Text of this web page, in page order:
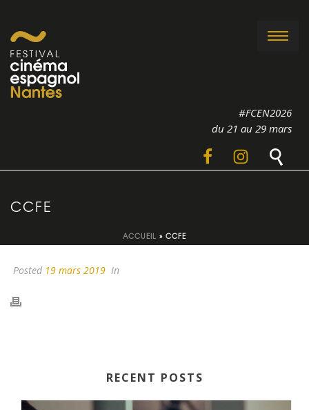
#FCEN2026
du 21 au 29 mars
CCFE
ACCUEIL » CCFE
Posted 19 mars 2019 In
RECENT POSTS